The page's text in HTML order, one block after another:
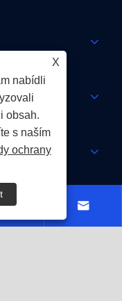
Zásady ochrany

X
nabídli
obsah.
s naším
ochrany